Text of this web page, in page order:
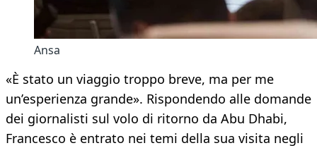
Ansa
«È stato un viaggio troppo breve, ma per me
un’esperienza grande». Rispondendo alle domande
dei giornalisti sul volo di ritorno da Abu Dhabi,
Francesco è entrato nei temi della sua visita negli